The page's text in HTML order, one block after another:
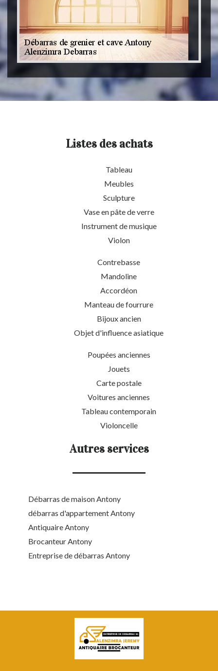
Listes des achats
Tableau
Meubles
Sculpture
Vase en pâte de verre
Instrument de musique
Violon
Contrebasse
Mandoline
Accordéon
Manteau de fourrure
Bijoux ancien
Objet d'influence asiatique
Poupées anciennes
Jouets
Carte postale
Voitures anciennes
Tableau contemporain
Violoncelle
Autres services
Débarras de maison Antony
débarras d'appartement Antony
Antiquaire Antony
Brocanteur Antony
Entreprise de débarras Antony